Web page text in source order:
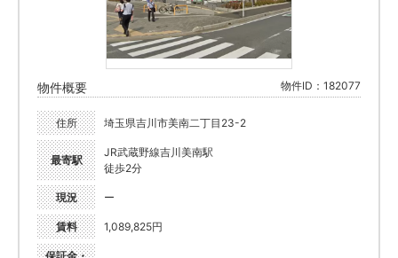
物件概要 物件ID：182077
住所 埼玉県吉川市美南二丁目23-2
最寄駅
JR武蔵野線吉川美南駅
徒歩2分
現況 ー
賃料 1,089,825円